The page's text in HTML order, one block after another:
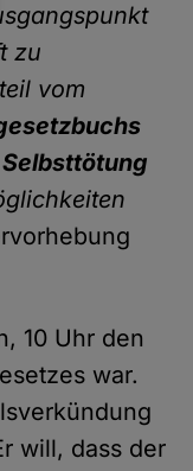
zu
vom
10 Uhr den
war.
will, dass der